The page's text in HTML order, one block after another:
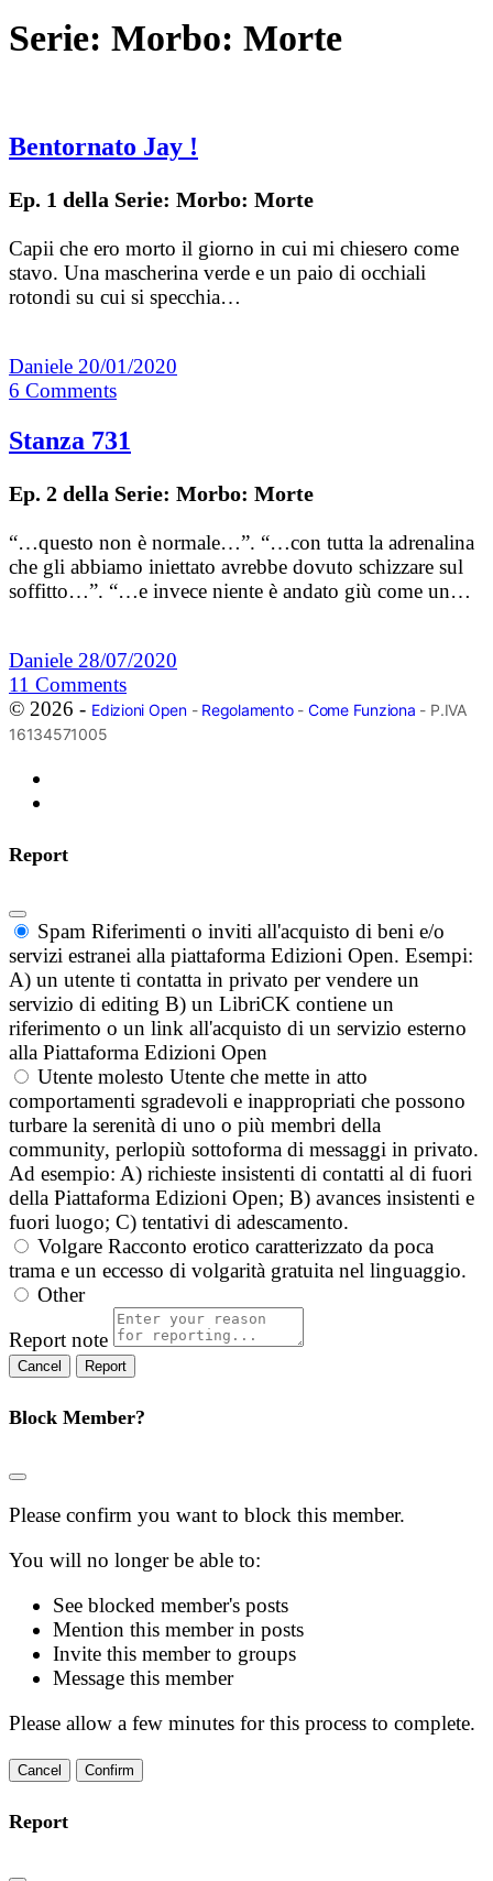
Serie: Morbo: Morte
Bentornato Jay !
Ep. 1 della Serie: Morbo: Morte
Capii che ero morto il giorno in cui mi chiesero come
stavo. Una mascherina verde e un paio di occhiali
rotondi su cui si specchia…
Daniele 20/01/2020
6 Comments
Stanza 731
Ep. 2 della Serie: Morbo: Morte
“…questo non è normale…”. “…con tutta la adrenalina
che gli abbiamo iniettato avrebbe dovuto schizzare sul
soffitto…”. “…e invece niente è andato giù come un…
Daniele 28/07/2020
11 Comments
© 2026 - Edizioni Open- Regolamento- Come Funziona - P.IVA
16134571005
Report
Spam Riferimenti o inviti all'acquisto di beni e/o
servizi estranei alla piattaforma Edizioni Open. Esempi:
A) un utente ti contatta in privato per vendere un
servizio di editing B) un LibriCK contiene un
riferimento o un link all'acquisto di un servizio esterno
alla Piattaforma Edizioni Open
Utente molesto Utente che mette in atto
comportamenti sgradevoli e inappropriati che possono
turbare la serenità di uno o più membri della
community, perlopiù sottoforma di messaggi in privato.
Ad esempio: A) richieste insistenti di contatti al di fuori
della Piattaforma Edizioni Open; B) avances insistenti e
fuori luogo; C) tentativi di adescamento.
Volgare Racconto erotico caratterizzato da poca
trama e un eccesso di volgarità gratuita nel linguaggio.
Other
Report note
Report
Block Member?
Please confirm you want to block this member.
You will no longer be able to:
See blocked member's posts
Mention this member in posts
Invite this member to groups
Message this member
Please allow a few minutes for this process to complete.
Confirm
Report